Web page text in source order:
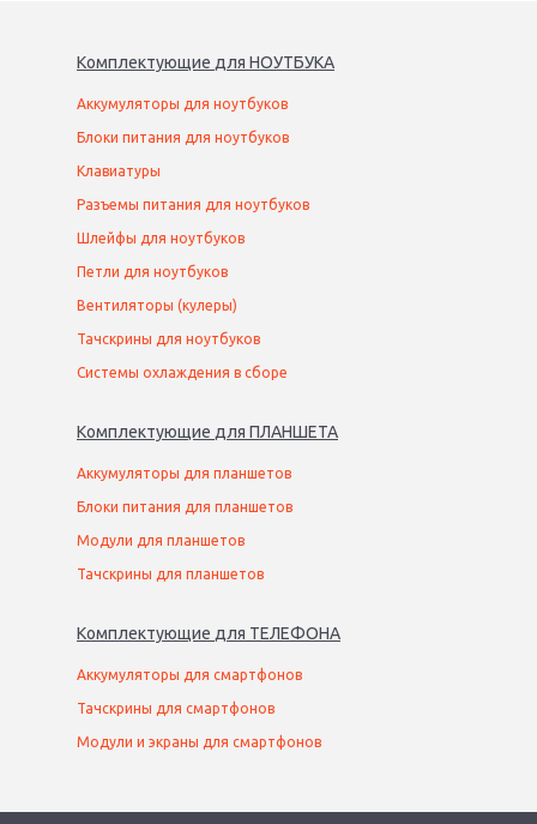
Комплектующие для НОУТБУКА
Аккумуляторы для ноутбуков
Блоки питания для ноутбуков
Клавиатуры
Разъемы питания для ноутбуков
Шлейфы для ноутбуков
Петли для ноутбуков
Вентиляторы (кулеры)
Тачскрины для ноутбуков
Системы охлаждения в сборе
Комплектующие для ПЛАНШЕТА
Аккумуляторы для планшетов
Блоки питания для планшетов
Модули для планшетов
Тачскрины для планшетов
Комплектующие для ТЕЛЕФОНА
Аккумуляторы для смартфонов
Тачскрины для смартфонов
Модули и экраны для смартфонов